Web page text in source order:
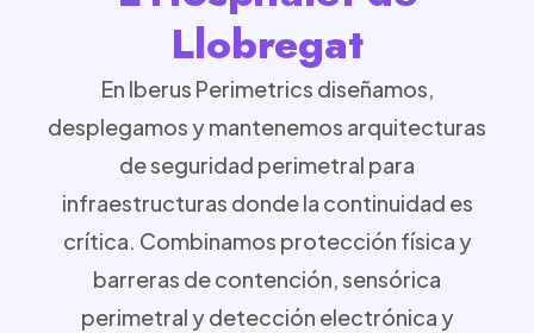
Llobregat
En Iberus Perimetrics diseñamos,
desplegamos y mantenemos arquitecturas
de seguridad perimetral para
infraestructuras donde la continuidad es
crítica. Combinamos protección física y
barreras de contención, sensórica
perimetral y detección electrónica y